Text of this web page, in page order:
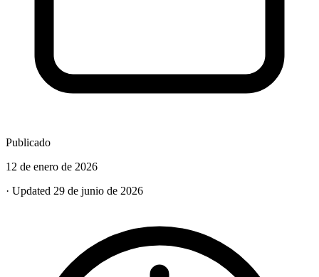
Publicado
12 de enero de 2026
· Updated 29 de junio de 2026